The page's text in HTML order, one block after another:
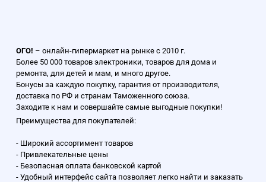
ОГО! – онлайн-гипермаркет на рынке с 2010 г.
Более 50 000 товаров электроники, товаров для дома и
ремонта, для детей и мам, и много другое.
Бонусы за каждую покупку, гарантия от производителя,
доставка по РФ и странам Таможенного союза.
Заходите к нам и совершайте самые выгодные покупки!
Преимущества для покупателей:
- Широкий ассортимент товаров
- Привлекательные цены
- Безопасная оплата банковской картой
- Удобный интерфейс сайта позволяет легко найти и заказать